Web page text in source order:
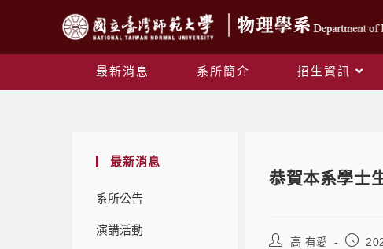
最新消息 系所簡介 招生資訊
最新消息
系所公告
演講活動
恭賀本系學士
高 有愛